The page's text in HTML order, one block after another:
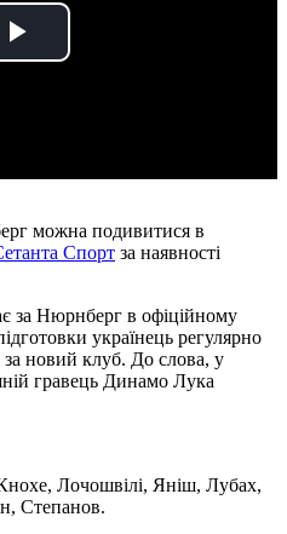
Play
можна подивитися в
Спорт за наявності
за Нюрнберг в офіційному
українець регулярно
за новий клуб. До слова, у
гравець Динамо Лука
Лочошвілі, Яніш, Лубах,
Степанов.